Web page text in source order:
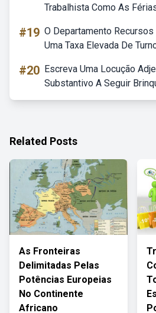
Trabalhista Como As
#19 O Departamento
Uma Taxa Elevada De
#20 Escreva Uma Locução
Substantivo A Seguir
Related Posts
As Fronteiras
Delimitadas Pelas
Potências Europeias
No Continente
Africano